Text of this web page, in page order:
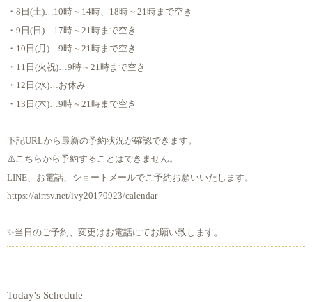
・8日(土)…10時～14時、18時～21時まで空き
・9日(日)…17時～21時まで空き
・10日(月)…9時～21時まで空き
・11日(火祝)…9時～21時まで空き
・12日(水)…お休み
・13日(木)…9時～21時まで空き
下記URLから最新の予約状況が確認できます。
⚠️こちらから予約することはできません。
LINE、お電話、ショートメールでご予約お願いいたします。
https://airrsv.net/ivy20170923/calendar
✨当日のご予約、変更はお電話にてお願い致します。
Today's Schedule